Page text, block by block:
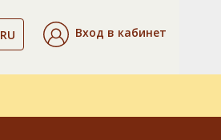
RU Вход в кабинет